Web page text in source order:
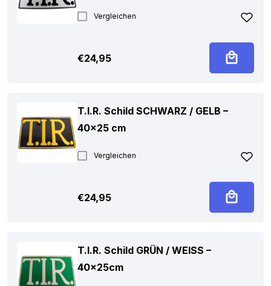
Vergleichen
€24,95
T.I.R. Schild SCHWARZ / GELB –
40×25 cm
Vergleichen
€24,95
T.I.R. Schild GRÜN / WEISS –
40x25cm